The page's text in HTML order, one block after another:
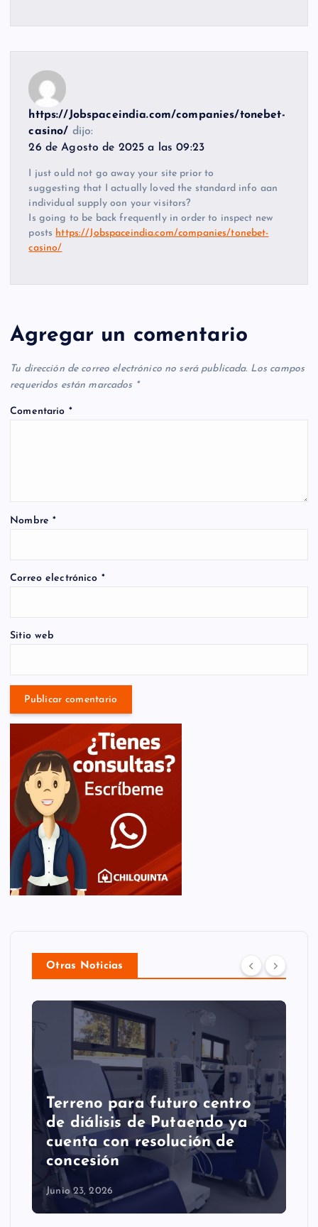
https://Jobspaceindia.com/companies/tonebet-
casino/ dijo:
26 de Agosto de 2025 a las 09:23
I just ould not go away your site prior to
suggesting that I actually loved the standard info aan
individual supply oon your visitors?
Is going to be back frequently in order to inspect new
posts https://Jobspaceindia.com/companies/tonebet-
casino/
Agregar un comentario
Tu dirección de correo electrónico no será publicada. Los campos
requeridos están marcados *
Comentario *
Nombre*
Correo electrónico *
Sitio web
Otras Noticias
Terreno para futuro centro
de diálisis de Putaendo ya
cuenta con resolución de
concesión
Junio 23, 2026